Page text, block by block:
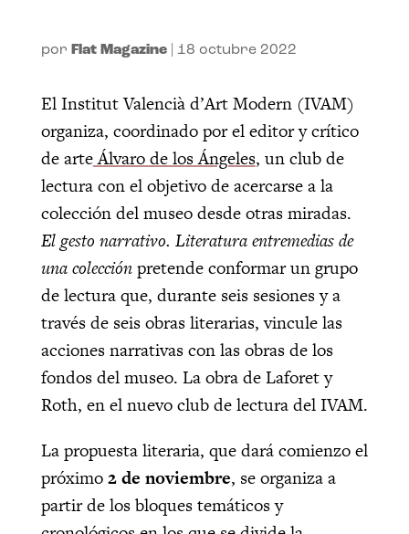
por Flat Magazine| 18 octubre 2022
El Institut Valencià d’Art Modern (IVAM)
organiza, coordinado por el editor y crítico
de arteÁlvaro de los Ángeles, un club de
lectura con el objetivo de acercarse a la
colección del museo desde otras miradas.
El gesto narrativo. Literatura entremedias de
una colecciónpretende conformar un grupo
de lectura que, durante seis sesiones y a
través de seis obras literarias, vincule las
acciones narrativas con las obras de los
fondos del museo. La obra de Laforet y
Roth, en el nuevo club de lectura del IVAM.
La propuesta literaria, que dará comienzo el
próximo2 de noviembre, se organiza a
partir de los bloques temáticos y